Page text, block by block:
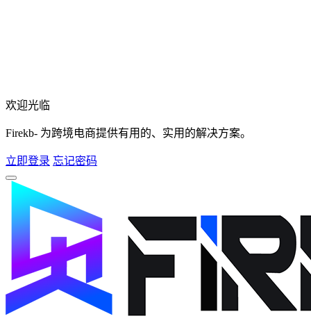
欢迎光临
Firekb- 为跨境电商提供有用的、实用的解决方案。
立即登录 忘记密码